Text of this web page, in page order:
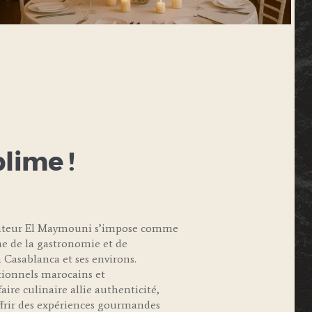
!
El Maymouni s’impose comme
de la gastronomie et de
et ses environs.
marocains et
culinaire allie authenticité,
des expériences gourmandes